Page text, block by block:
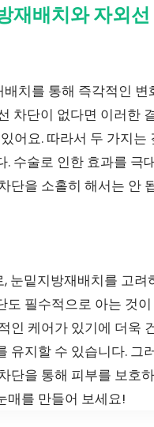
재배치와 자외
치를 통해 즉각적인 변
차단이 없다면 이러한
어요. 따라서 두 가지는
. 수술로 인한 효과를 극
단을 소홀히 해서는 안
눈밑지방재배치를 고려
도 필수적으로 아는 것
인 케어가 있기에 더욱
유지할 수 있습니다. 그
단을 통해 피부를 보호
매를 만들어 보세요!